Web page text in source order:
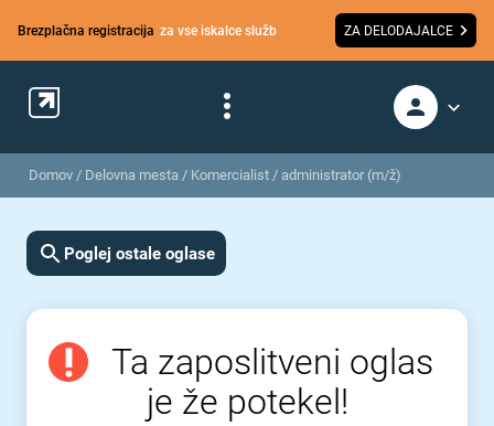
Brezplačna registracija za vse iskalce služb ZA DELODAJALCE
Domov / Delovna mesta / Komercialist / administrator (m/ž)
Poglej ostale oglase
Ta zaposlitveni oglas
je že potekel!